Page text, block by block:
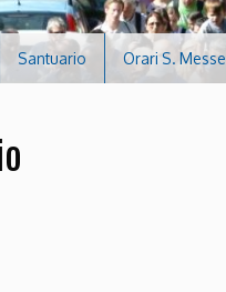
Santuario Orari S. Messe